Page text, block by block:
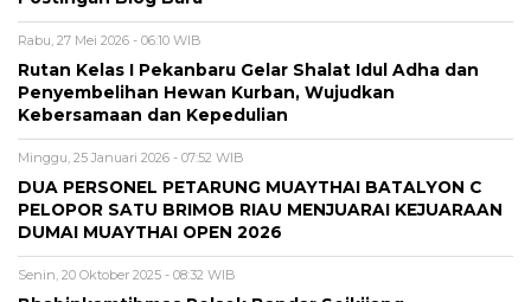
Rabu, 27 Mei 2026 - 06:10 WIB
Rutan Kelas I Pekanbaru Gelar Shalat Idul Adha dan
Penyembelihan Hewan Kurban, Wujudkan
Kebersamaan dan Kepedulian
Minggu, 25 Januari 2026 - 07:52 WIB
DUA PERSONEL PETARUNG MUAYTHAI BATALYON C
PELOPOR SATU BRIMOB RIAU MENJUARAI KEJUARAAN
DUMAI MUAYTHAI OPEN 2026
Senin, 20 Oktober 2025 - 08:32 WIB